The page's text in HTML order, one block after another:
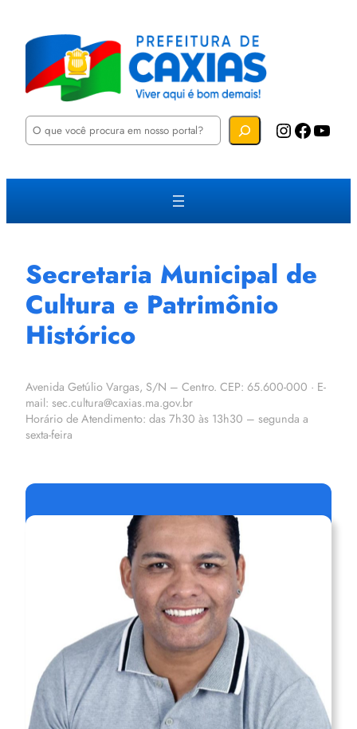
P
u
a
Instagram Facebook YouTube
Secretaria Municipal de
Cultura e Patrimônio
Histórico
Avenida Getúlio Vargas, S/N – Centro. CEP: 65.600-000 · E-
mail: sec.cultura@caxias.ma.gov.br
Horário de Atendimento: das 7h30 às 13h30 – segunda a
sexta-feira